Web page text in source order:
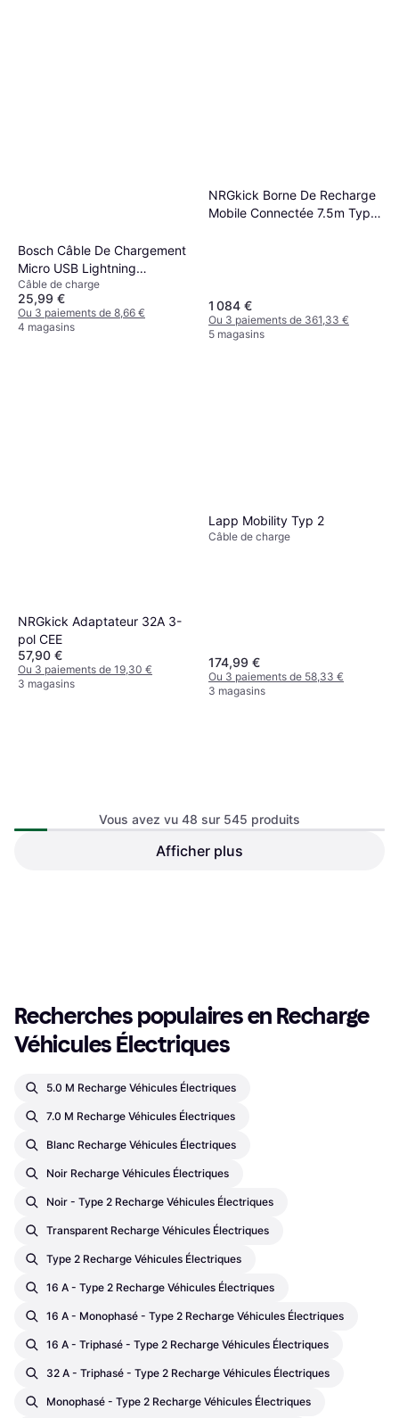
Bosch Câble De Chargement
Micro USB Lightning
Compatible Avec EBike 2
Câble de charge
25,99 €
Ou 3 paiements de 8,66 €
4 magasins
NRGkick Borne De Recharge
Mobile Connectée 7.5m Type
1 084 €
Ou 3 paiements de 361,33 €
5 magasins
NRGkick Adaptateur 32A 3-
pol CEE
57,90 €
Ou 3 paiements de 19,30 €
3 magasins
Lapp Mobility Typ 2
Câble de charge
174,99 €
Ou 3 paiements de 58,33 €
3 magasins
Blaupunkt A3P32AT2 Câble
Vous avez vu 48 sur 545 produits
Afficher plus
Recherches populaires en Recharge
Véhicules Électriques
5.0 M Recharge Véhicules Électriques
7.0 M Recharge Véhicules Électriques
Blanc Recharge Véhicules Électriques
Noir Recharge Véhicules Électriques
Noir - Type 2 Recharge Véhicules Électriques
Transparent Recharge Véhicules Électriques
Type 2 Recharge Véhicules Électriques
16 A - Type 2 Recharge Véhicules Électriques
16 A - Monophasé - Type 2 Recharge Véhicules Électriques
16 A - Triphasé - Type 2 Recharge Véhicules Électriques
32 A - Triphasé - Type 2 Recharge Véhicules Électriques
Monophasé - Type 2 Recharge Véhicules Électriques